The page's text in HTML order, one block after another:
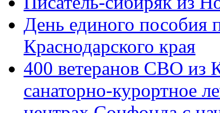
День единого пособия
Краснодарского края
400 ветеранов СВО из
санаторно-курортное